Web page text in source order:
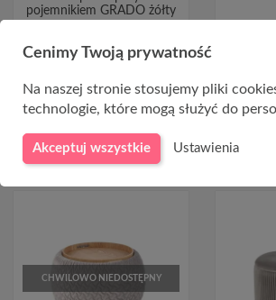
pojemnikiem GRADO żółty
389,00 zł
DO KOSZYKA
CHWILOWO NIEDOSTĘPNY
Cenimy Twoją prywatność
Na naszej stronie stosujemy pliki
technologie, które mogą służyć do
Akceptuj wszystkie Ustawienia